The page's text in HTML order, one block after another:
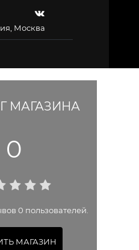
Москва
МАГАЗИНА
0
0 пользователей.
МАГАЗИН